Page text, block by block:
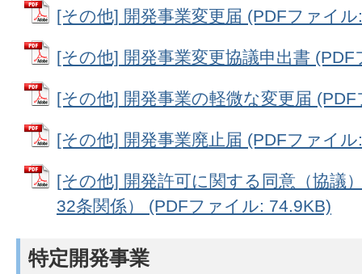
[その他] 開発事業変更届 (PDFファイ
[その他] 開発事業変更協議申出書
[その他] 開発事業の軽微な変更届
[その他] 開発事業廃止届 (PDFファイ
[その他] 開発許可に関する同意（協議
32条関係） (PDFファイル: 74.9KB)
特定開発事業